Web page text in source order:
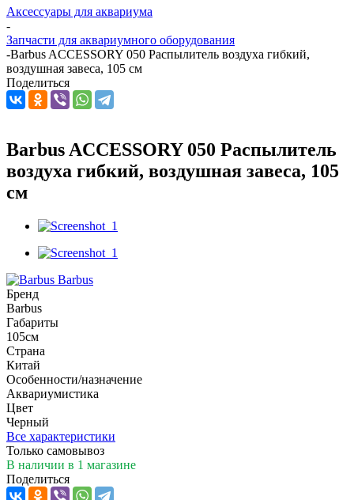
Аксессуары для аквариума
-
Запчасти для аквариумного оборудования
-Barbus ACCESSORY 050 Распылитель воздуха гибкий,
воздушная завеса, 105 см
Поделиться
Barbus ACCESSORY 050 Распылитель
воздуха гибкий, воздушная завеса, 105
см
Barbus
Бренд
Barbus
Габариты
105см
Страна
Китай
Особенности/назначение
Аквариумистика
Цвет
Черный
Все характеристики
Только самовывоз
В наличии в 1 магазине
Поделиться